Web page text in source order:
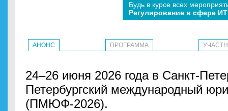
Будь в курсе всех
Регулирование в сфере
АНОНС ПРОГРАММА
24–26 июня 2026 года в Санкт-
Петербургский международный
(ПМЮФ-2026).